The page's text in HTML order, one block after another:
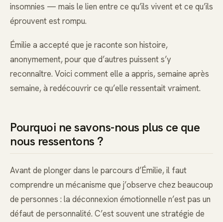
insomnies — mais le lien entre ce qu’ils vivent et ce qu’ils
éprouvent est rompu.
Émilie a accepté que je raconte son histoire,
anonymement, pour que d’autres puissent s’y
reconnaître. Voici comment elle a appris, semaine après
semaine, à redécouvrir ce qu’elle ressentait vraiment.
Pourquoi ne savons-nous plus ce que
nous ressentons ?
Avant de plonger dans le parcours d’Émilie, il faut
comprendre un mécanisme que j’observe chez beaucoup
de personnes : la déconnexion émotionnelle n’est pas un
défaut de personnalité. C’est souvent une stratégie de